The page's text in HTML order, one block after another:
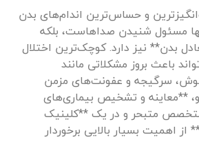
و حساس‌ترین اندام‌های بدن
مسئول شنیدن صداهاست، بلکه
بدن** نیز دارد. کوچک‌ترین اختلال
باعث بروز مشکلاتی مانند
سرگیجه و عفونت‌های مزمن
**معاینه و تشخیص بیماری‌های
متبحر و در یک **کلینیک
اهمیت بسیار بالایی برخوردار